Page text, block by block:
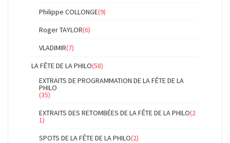
Philippe COLLONGE(9)
Roger TAYLOR(6)
VLADIMIR(7)
LA FÊTE DE LA PHILO(58)
EXTRAITS DE PROGRAMMATION DE LA FÊTE DE LA
PHILO
(35)
EXTRAITS DES RETOMBÉES DE LA FÊTE DE LA PHILO(2
1)
SPOTS DE LA FÊTE DE LA PHILO(2)